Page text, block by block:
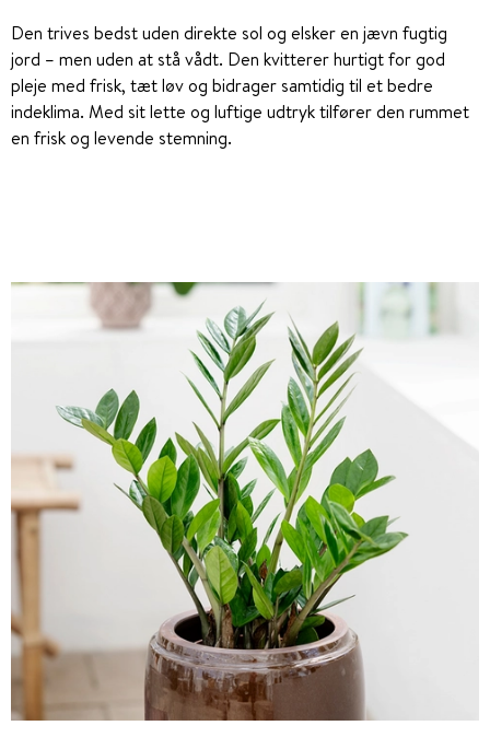
Den trives bedst uden direkte sol og elsker en jævn fugtig
jord – men uden at stå vådt. Den kvitterer hurtigt for god
pleje med frisk, tæt løv og bidrager samtidig til et bedre
indeklima. Med sit lette og luftige udtryk tilfører den rummet
en frisk og levende stemning.